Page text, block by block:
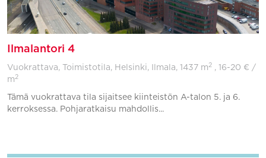
Ilmalantori 4
Vuokrattava, Toimistotila, Helsinki, Ilmala, 1437 m 2 , 16-20 € /
m 2
Tämä vuokrattava tila sijaitsee kiinteistön A-talon 5. ja 6.
kerroksessa. Pohjaratkaisu mahdollis...